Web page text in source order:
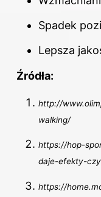
Spadek
Lepsza
Źródła:
http://
walking/
https://hop-
daje-efekty-
https://